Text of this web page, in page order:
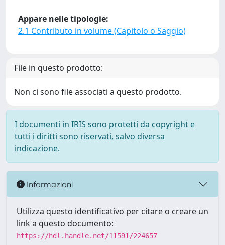
Appare nelle tipologie:
2.1 Contributo in volume (Capitolo o Saggio)
File in questo prodotto:
Non ci sono file associati a questo prodotto.
I documenti in IRIS sono protetti da copyright e
tutti i diritti sono riservati, salvo diversa
indicazione.
Informazioni
Utilizza questo identificativo per citare o creare un
link a questo documento:
https://hdl.handle.net/11591/224657